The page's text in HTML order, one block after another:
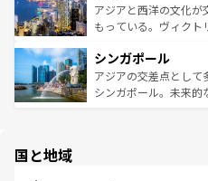
ひ現地で味わいたい。
が旅行者を迎えてくれ
参照してほしい。
帯で自然と触れ合い、
いビーチでリゾート気
激する。気候は一年中
が待っている。親しみ
た文化、そして多様な
アジアと西洋の文化が
もっている。ヴィクト
み、どこを訪れても感
ており、効率よく見ど
うな絶景から文化的な
シンガポール
アジアの交差点として
シンガポール。未来的
国と地域